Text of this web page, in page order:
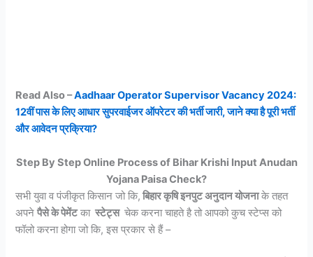
Read Also –Aadhaar Operator Supervisor Vacancy 2024:
12वीं पास के लिए आधार सुपरवाईजर ऑपरेटर की भर्ती जारी, जाने क्या है पूरी भर्ती
और आवेदन प्रक्रिया?
Step By Step Online Process of Bihar Krishi Input Anudan
Yojana Paisa Check?
सभी युवा व पंजीकृत किसान जो कि, बिहार कृषि इनपुट अनुदान योजनाके तहत
अपनेपैसे के पेमेंटका स्टेट्स चेक करना चाहते है तो आपको कुच स्टेप्स को
फॉलो करना होगा जो कि, इस प्रकार से हैं –